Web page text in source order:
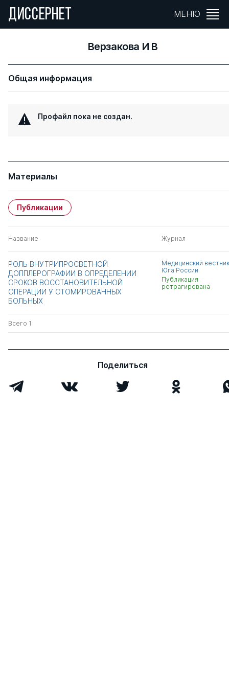
ДИССЕРНЕТ МЕНЮ
Верзакова И В
Общая информация
Профайл пока не создан.
Материалы
Публикации
Название Журнал
РОЛЬ ВНУТРИПРОСВЕТНОЙ
ДОППЛЕРОГРАФИИ В ОПРЕДЕЛЕНИИ
СРОКОВ ВОССТАНОВИТЕЛЬНОЙ
ОПЕРАЦИИ У СТОМИРОВАННЫХ
БОЛЬНЫХ
Медицинский вестник
Юга России
Публикация
ретрагирована
Всего 1
Поделиться